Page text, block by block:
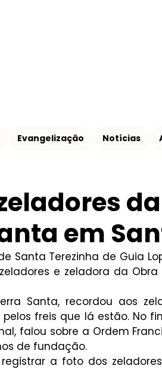
Evangelização Notícias
em
Santa Terezinha de Guia
e zeladora da Obra
Santa, recordou aos
freis que lá estão. No
falou sobre a Ordem
de fundação.
a foto dos